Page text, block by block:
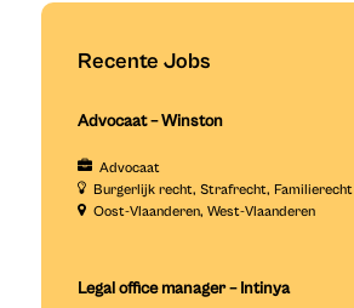
Recente Jobs
Advocaat – Winston
Advocaat
Burgerlijk recht Strafrecht Familierecht
Oost-Vlaanderen West-Vlaanderen
Legal office manager – Intinya